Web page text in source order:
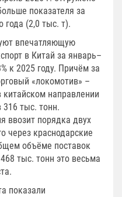
показателя за
года (2,0 тыс. т).
впечатляющую
в Китай за январь–
к 2025 году. Причём за
«локомотив» –
китайском направлении
316 тыс. тонн.
ввозит порядка двух
через краснодарские
объёме поставок
тыс. тонн это весьма
показали